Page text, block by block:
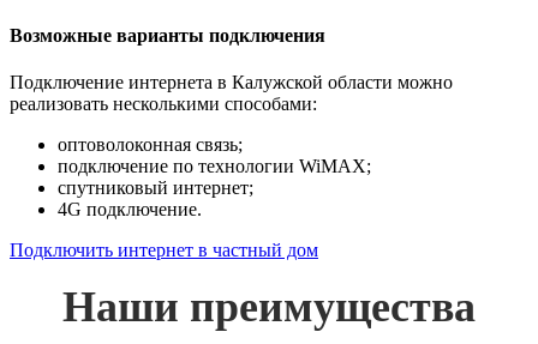
Возможные варианты подключения
Подключение интернета в Калужской области можно
реализовать несколькими способами:
оптоволоконная связь;
подключение по технологии WiMAX;
спутниковый интернет;
4G подключение.
Подключить интернет в частный дом
Наши преимущества